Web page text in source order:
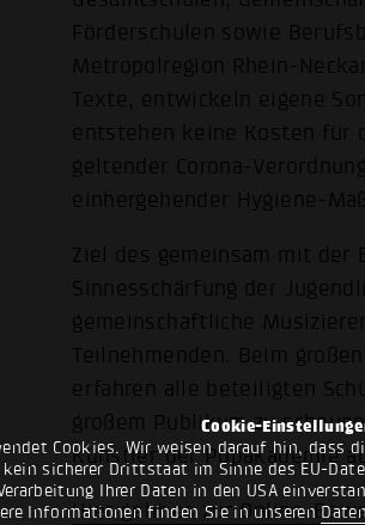
Cookie-
Cookies. Wir weisen darauf hin, dass
kein sicherer Drittstaat im Sinne des EU-
Ihrer Daten in den USA
Informationen finden Sie in unseren
Förderschulen sowie
Metropolregion Rhein-
Texte, entwickeln eigene
entstehen keine Kosten für
geltender Corona-
einhergehender Hygiene-
Ziel des gemeinsam mit der
Sinnesschärfung der
gemeinschaftliche
Teilnehmenden. Beim
erfahren alle beteiligten
großem Publikum zu
Künstler der Popakademie
Hier geht es zur Online-